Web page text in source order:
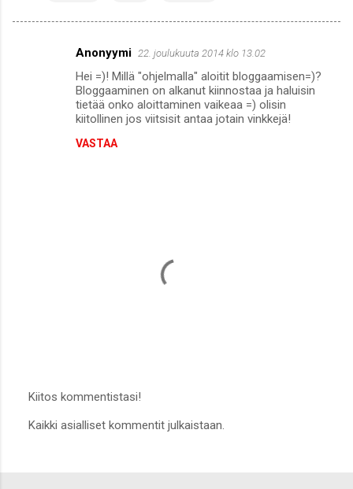
Anonyymi 22. joulukuuta 2014 klo 13.02
Hei =)! Millä "ohjelmalla" aloitit bloggaamisen=)?
Bloggaaminen on alkanut kiinnostaa ja haluisin
tietää onko aloittaminen vaikeaa =) olisin
kiitollinen jos viitsisit antaa jotain vinkkejä!
VASTAA
ä
Kiitos kommentistasi!
Kaikki asialliset kommentit julkaistaan.